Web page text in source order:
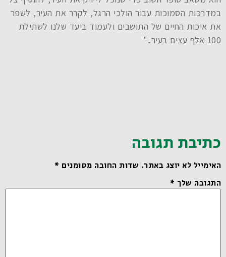
במדרכות הסמוכות עבור הולכי הרגל, לקרר את העיר, לשפר
את איכות החיים של התושבים ולעמוד ביעד שלנו לשתילת
100 אלף עצים בעיר.."
כתיבת תגובה
האימייל לא יוצג באתר. שדות החובה מסומנים *
התגובה שלך *